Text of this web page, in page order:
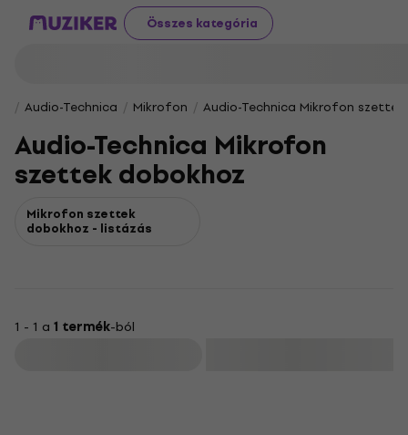
Összes kategória
Audio-Technica Mikrofon Audio-Technica Mikrofon
Audio-Technica Mikrofon
szettek dobokhoz
Mikrofon szettek
dobokhoz - listázás
1 - 1 a 1 termék-ból